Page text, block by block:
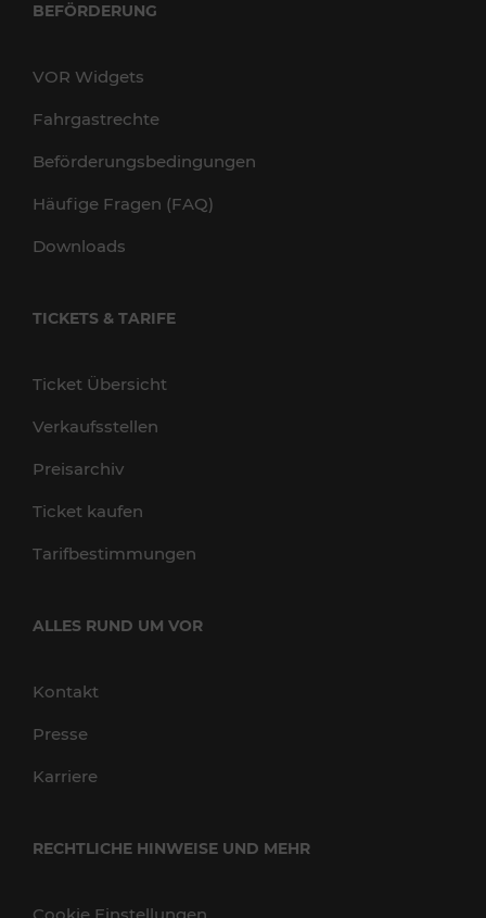
BEFÖRDERUNG
VOR Widgets
Fahrgastrechte
Beförderungsbedingungen
Häufige Fragen (FAQ)
Downloads
TICKETS & TARIFE
Ticket Übersicht
Verkaufsstellen
Preisarchiv
Ticket kaufen
Tarifbestimmungen
ALLES RUND UM VOR
Kontakt
Presse
Karriere
RECHTLICHE HINWEISE UND MEHR